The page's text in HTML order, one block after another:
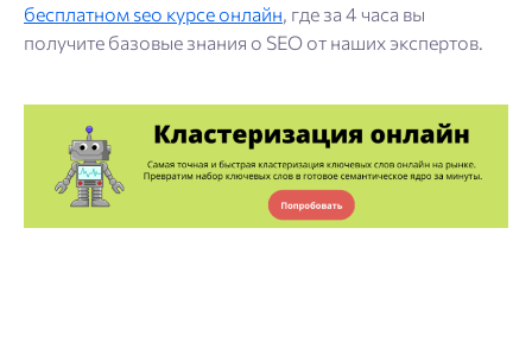
бесплатном seo курсе онлайн , где за 4 часа вы
получите базовые знания о SEO от наших экспертов.